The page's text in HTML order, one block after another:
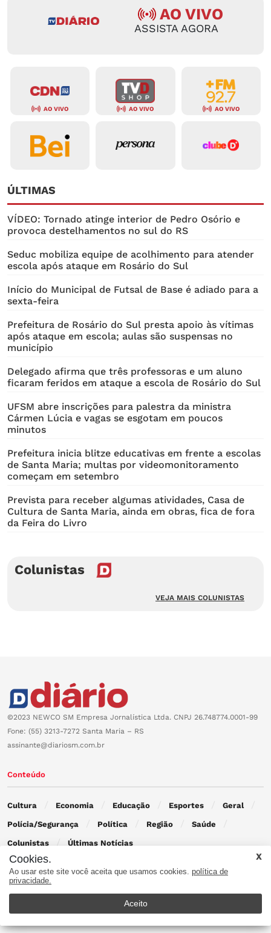
AO VIVO
ASSISTA AGORA
AO VIVO AO VIVO AO VIVO
ÚLTIMAS
VÍDEO: Tornado atinge interior de Pedro Osório e
provoca destelhamentos no sul do RS
Seduc mobiliza equipe de acolhimento para atender
escola após ataque em Rosário do Sul
Início do Municipal de Futsal de Base é adiado para a
sexta-feira
Prefeitura de Rosário do Sul presta apoio às vítimas
após ataque em escola; aulas são suspensas no
município
Delegado afirma que três professoras e um aluno
ficaram feridos em ataque a escola de Rosário do Sul
UFSM abre inscrições para palestra da ministra
Cármen Lúcia e vagas se esgotam em poucos
minutos
Prefeitura inicia blitze educativas em frente a escolas
de Santa Maria; multas por videomonitoramento
começam em setembro
Prevista para receber algumas atividades, Casa de
Cultura de Santa Maria, ainda em obras, fica de fora
da Feira do Livro
Colunistas
VEJA MAIS COLUNISTAS
©2023 NEWCO SM Empresa Jornalística Ltda. CNPJ 26.748774.0001-99
Fone: (55) 3213-7272 Santa Maria – RS
assinante@diariosm.com.br
Conteúdo
Cultura Economia Educação Esportes Geral
Polícia/Segurança Política Região Saúde
Colunistas Últimas Notícias
Contato
Cookies.
Ao usar este site você aceita que usamos cookies. política de
privacidade.
Aceito